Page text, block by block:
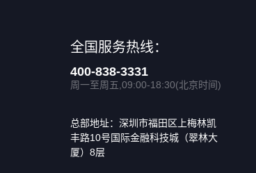
全国服务热线：
400-838-3331
周一至周五,09:00-18:30(北京时间)
总部地址：深圳市福田区上梅林凯
丰路10号国际金融科技城（翠林大
厦）8层